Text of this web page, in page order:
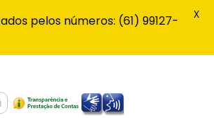
pelos números: (61) 99127-
X